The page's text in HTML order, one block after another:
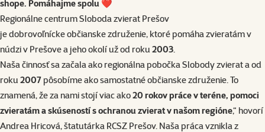
shope. Pomáhajme spolu ❤
Regionálne centrum Sloboda zvierat Prešov
je dobrovoľnícke občianske združenie, ktoré pomáha zvieratám v
núdzi v Prešove a jeho okolí už od roku 2003.
Naša činnosť sa začala ako regionálna pobočkaSlobody zvierata od
roku 2007 pôsobíme ako samostatné občianske združenie. To
znamená, že za nami stojí viac ako20 rokov práce v teréne, pomoci
zvieratám a skúseností s ochranou zvierat v našom regióne,“ hovorí
Andrea Hricová, štatutárka RCSZ Prešov. Naša práca vznikla z